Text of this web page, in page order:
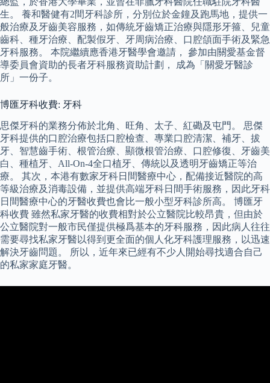
生。 養和醫健有2間牙科診所，分別位於金鐘及跑馬地，提供一
般治療及牙齒美容服務，如傳統牙齒矯正治療與隱形牙箍、兒童
齒科、種牙治療、配製假牙、牙周病治療、口腔頜面手術及緊急
牙科服務。 本院繼續應香港牙醫學會邀請， 參加由關愛基金督
導委員會資助的長者牙科服務資助計劃， 成為「關愛牙醫診
所」一份子。
博匯牙科收費: 牙科
思傑牙科的業務分佈於北角、旺角、太子、紅磡及屯門。 思傑
牙科提供的口腔治療包括口腔檢查、專業口腔清潔、補牙、拔
牙、智慧齒手術、根管治療、顯微根管治療、口腔修復、牙齒美
白、種植牙、All-On-4全口植牙、傳統以及透明牙齒矯正等治
療。 其次，本港有數家牙科日間醫療中心，配備接近醫院的高
等級治療及消毒設備，並提供高端牙科日間手術服務，因此牙科
日間醫療中心的牙醫收費也會比一般小型牙科診所高。 博匯牙
科收費 雖然私家牙醫的收費相對於公立醫院比較昂貴，但由於
公立醫院對一般市民僅提供極爲基本的牙科服務，因此病人往往
需要尋找私家牙醫以得到更全面的個人化牙科護理服務，以迅速
解決牙齒問題。 所以，近年來已經有不少人開始尋找適合自己
的私家家庭牙醫。